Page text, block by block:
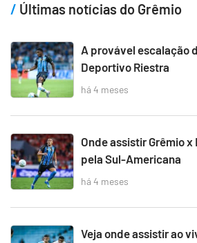
Últimas notícias do Grêmio
A provável escalação
Deportivo Riestra
há 4 meses
Onde assistir Grêmio
pela Sul-Americana
há 4 meses
Veja onde assistir ao